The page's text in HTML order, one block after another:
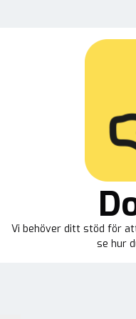
Vi behöver ditt stöd för
se hur